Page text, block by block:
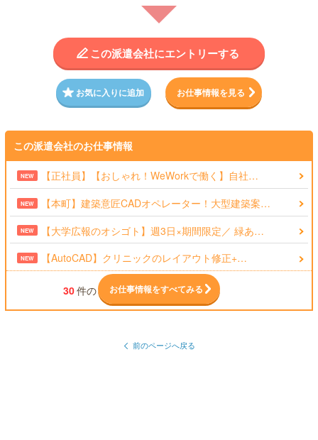
この派遣会社にエントリーする
お気に入りに追加 お仕事情報を見る
この派遣会社のお仕事情報
NEW 【正社員】【おしゃれ！WeWorkで働く】自社…
NEW 【本町】建築意匠CADオペレーター！大型建築案…
NEW 【大学広報のオシゴト】週3日×期間限定／ 緑あ…
NEW 【AutoCAD】クリニックのレイアウト修正+…
30件の お仕事情報をすべてみる
前のページへ戻る